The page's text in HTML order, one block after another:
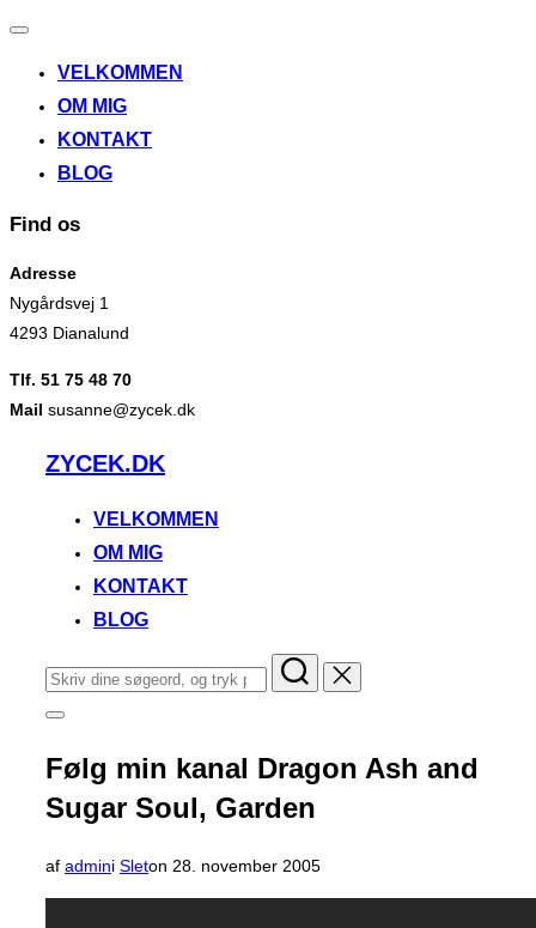
Slå
til/fra
VELKOMMEN
OM MIG
KONTAKT
BLOG
Find os
Adresse
Nygårdsvej 1
4293 Dianalund
Tlf. 51 75 48 70
Mail susanne@zycek.dk
VidereZYCEK.DK
VELKOMMEN
OM MIG
KONTAKT
BLOG
Søg
efter:
Slå
i
sidekolonne
til/fra
Følg min kanal Dragon Ash and
Sugar Soul, Garden
af admini Sleton Udgivet
d.
28. november 2005